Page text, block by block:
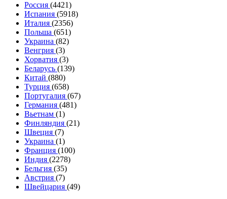
Россия (4421)
Испания (5918)
Италия (2356)
Польша (651)
Украина (82)
Венгрия (3)
Хорватия (3)
Беларусь (139)
Китай (880)
Турция (658)
Португалия (67)
Германия (481)
Вьетнам (1)
Финляндия (21)
Швеция (7)
Украина (1)
Франция (100)
Индия (2278)
Бельгия (35)
Австрия (7)
Швейцария (49)